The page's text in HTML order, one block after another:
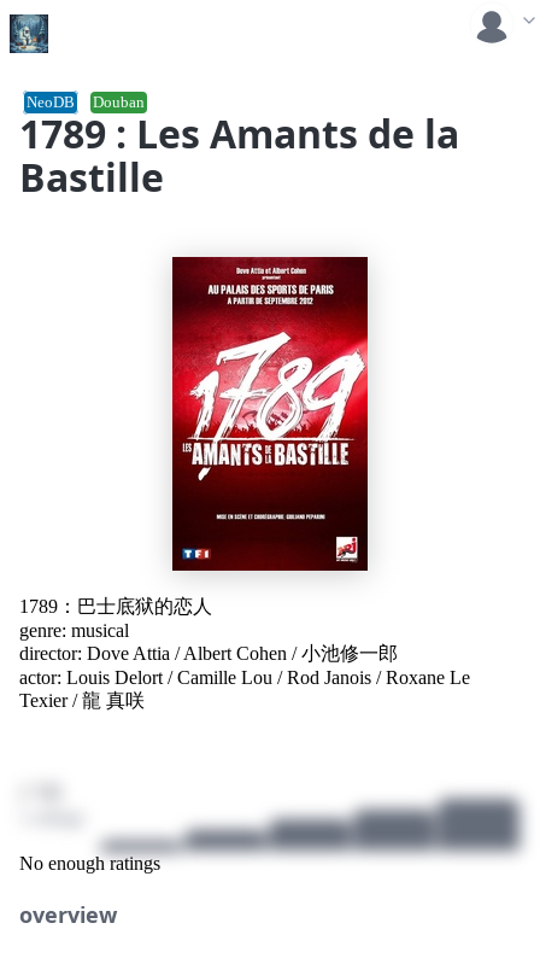
1789 : Les Amants de la
Bastille
NeoDB Douban
1789：巴士底狱的恋人
genre: musical
director: Dove Attia /Albert Cohen /小池修一郎
actor: Louis Delort /Camille Lou /Rod Janois /Roxane Le
Texier/龍 真咲
No enough ratings
overview